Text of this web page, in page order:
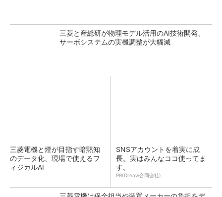
三菱と産総研が物理モデル活用のAI技術開発、
サーボシステムの実機調整が大幅減
三菱電機と燈が目指す暗黙知
のデータ化、現場で使えるフ
ィジカルAI
SNSアカウントを着実に成
長。実はみんなココ使ってま
す。
PR(Dreaw合同会社)